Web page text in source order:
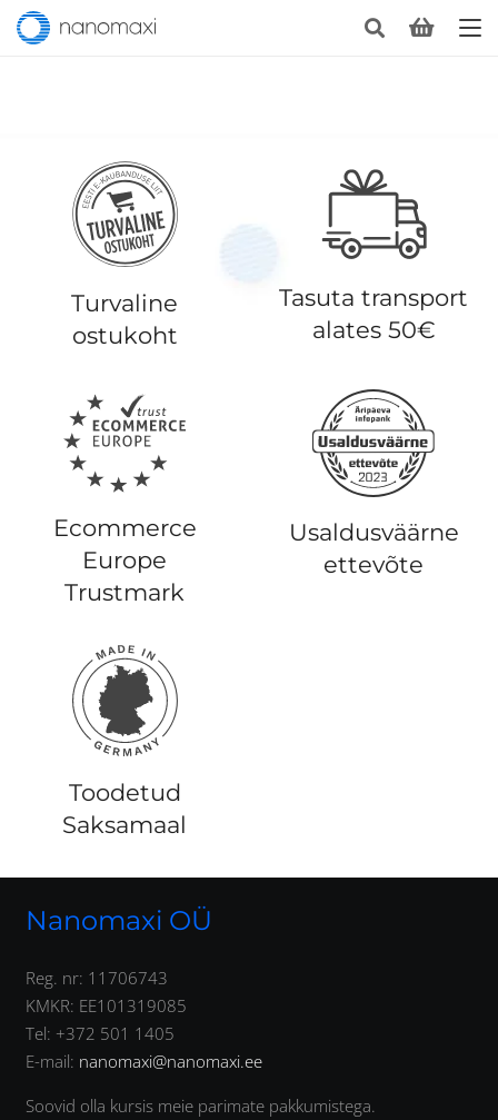
Turvaline
ostukoht
Tasuta transport
alates 50€
Ecommerce
Europe
Trustmark
Usaldusväärne
ettevõte
Toodetud
Saksamaal
Nanomaxi OÜ
Reg. nr: 11706743
KMKR: EE101319085
Tel: +372 501 1405
E-mail: nanomaxi@nanomaxi.ee
Soovid olla kursis meie parimate pakkumistega.